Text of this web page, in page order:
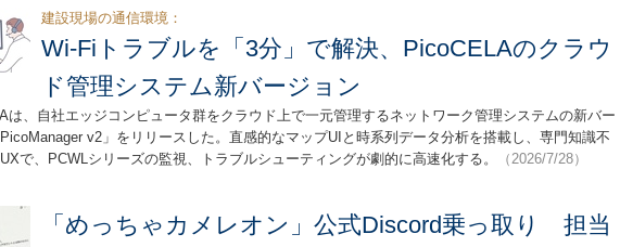
建設現場の通信環境：
Wi-Fiトラブルを「3分」で解決、PicoCELAのクラウ
ド管理システム新バージョン
は、自社エッジコンピュータ群をクラウド上で一元管理するネットワーク管理システムの新バー
v2」をリリースした。直感的なマップUIと時系列データ分析を搭載し、専門知識不
で、PCWLシリーズの監視、トラブルシューティングが劇的に高速化する。
（2026/7/28）
「めっちゃカメレオン」公式Discord乗っ取り 担当